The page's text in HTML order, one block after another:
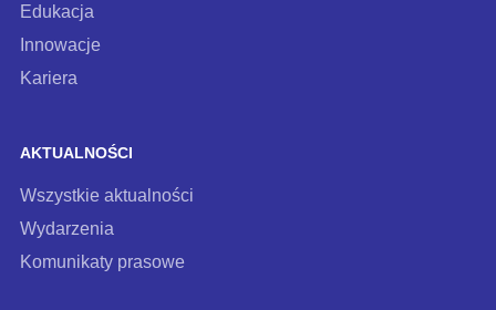
Edukacja
Innowacje
Kariera
AKTUALNOŚCI
Wszystkie aktualności
Wydarzenia
Komunikaty prasowe